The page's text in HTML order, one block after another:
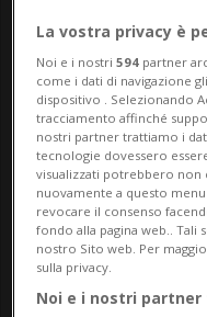
VALLESE
Crans-
persone
identificate
La vostra privacy è
Noi e i nostri594 partner
come i dati di navigazione
dispositivo . Selezionando
tracciamento affinché
nostri partner trattiamo i
tecnologie dovessero
visualizzati potrebbero non
nuovamente a questo
revocare il consenso
fondo alla pagina web..
nostro Sito web. Per
sulla privacy.
Noi e i nostri